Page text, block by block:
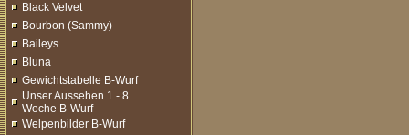
Black Velvet
Bourbon (Sammy)
Baileys
Bluna
Gewichtstabelle B-Wurf
Unser Aussehen 1 - 8
Woche B-Wurf
Welpenbilder B-Wurf